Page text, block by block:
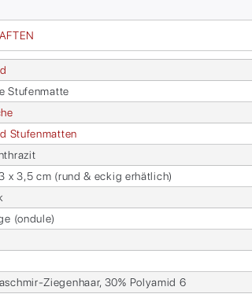
Stu­fen­mat­te
Stu­fen­mat­ten
x 3,5 cm (rund & eckig er­hät­lich)
(on­du­le)
Zie­gen­haar, 30% Po­ly­amid 6